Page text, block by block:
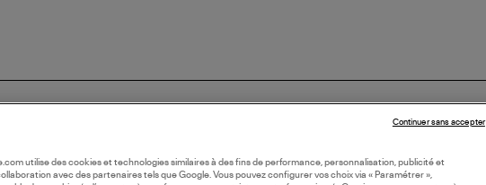
utilise des cookies et technologies similaires à des fins de performance, personnalisation, publicité et
avec des partenaires tels que Google. Vous pouvez configurer vos choix via « Paramétrer »,
Continuer sans accepter